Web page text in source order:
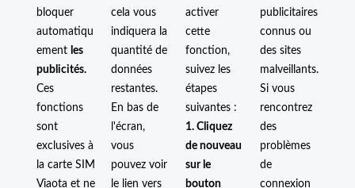
bloquer
automatiqu
ement les
publicités.
Ces
fonctions
sont
exclusives à
la carte SIM
Viaota et ne
cela vous
indiquera la
quantité de
données
restantes.
En bas de
l'écran,
vous
pouvez voir
le lien vers
activer
cette
fonction,
suivez les
étapes
suivantes :
1. Cliquez
de nouveau
sur le
bouton
publicitaires
connus ou
des sites
malveillants.
Si vous
rencontrez
des
problèmes
de
connexion